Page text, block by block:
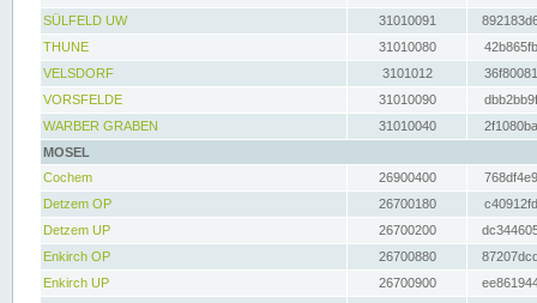
SÜLFELD UW
31010091
THUNE
31010080
VELSDORF
3101012
VORSFELDE
31010090
WARBER GRABEN
31010040
MOSEL
Cochem
26900400
Detzem OP
26700180
Detzem UP
26700200
Enkirch OP
26700880
Enkirch UP
26700900